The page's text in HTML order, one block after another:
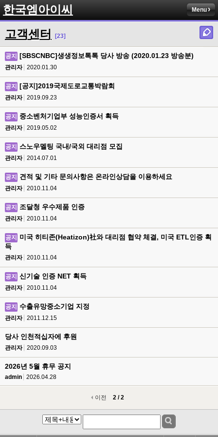
한국엠아이씨 Menu
고객센터 [23]
공지 [SBSCNBC]생생정보톡톡 당사 방송 (2020.01.23 방송분)
관리자 2020.01.30
공지 [공지]2019국제도로교통박람회
관리자 2019.09.23
공지 중소벤처기업부 성능인증서 획득
관리자 2019.05.02
공지 스노우멜팅 국내/국외 대리점 모집
관리자 2014.07.01
공지 견적 및 기타 문의사항은 온라인상담을 이용하세요
관리자 2010.11.04
공지 조달청 우수제품 인증
관리자 2010.11.04
공지
미국 히티존(Heatizon)社와 대리점 협약 체결, 미국 ETL인증 획
득
관리자 2010.11.04
공지 신기술 인증 NET 획득
관리자 2010.11.04
공지 수출유망중소기업 지정
관리자 2011.12.15
당사 인천적십자에 후원
관리자 2020.09.03
2026년 5월 휴무 공지
admin 2026.04.28
이전 2 / 2